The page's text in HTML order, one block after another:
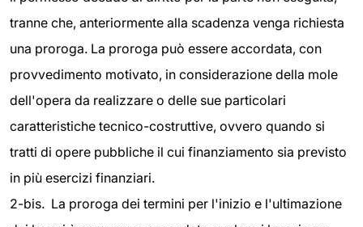
tranne che, anteriormente alla scadenza venga richiesta
una proroga. La proroga può essere accordata, con
provvedimento motivato, in considerazione della mole
dell'opera da realizzare o delle sue particolari
caratteristiche tecnico-costruttive, ovvero quando si
tratti di opere pubbliche il cui finanziamento sia previsto
in più esercizi finanziari.
2-bis. La proroga dei termini per l'inizio e l'ultimazione